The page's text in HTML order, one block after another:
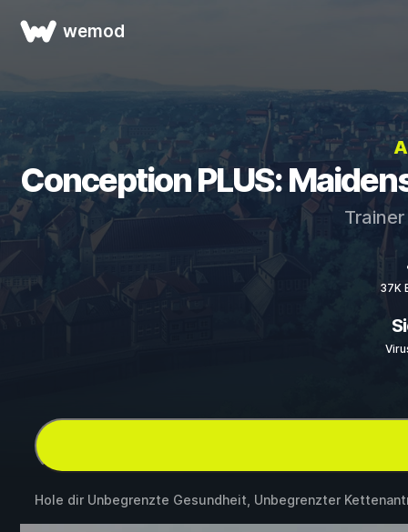
wemod
Conception PLUS:
37K
Hole dir Unbegrenzte Gesundheit, Unbegrenzter